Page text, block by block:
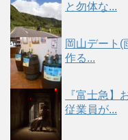
と勿体な...
岡山デート(
作る...
『富士急】
従業員が...